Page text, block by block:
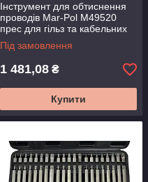
Інструмент для обтиснення
проводів Mar-Pol M49520
прес для гільз та кабельних
наконечників
Під замовлення
1 481,08 ₴
Купити